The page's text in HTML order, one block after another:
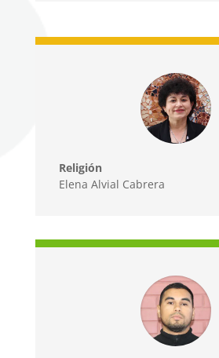
Religión
Elena Alvial Cabrera